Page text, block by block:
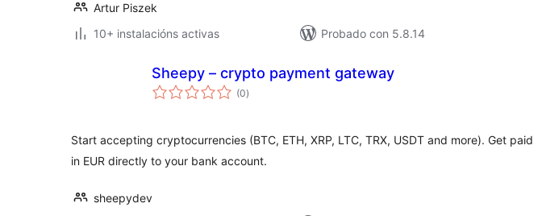
Artur Piszek
10+ instalacións activas
Probado con 5.8.14
Sheepy – crypto payment gateway
(0valoracións
totais
)
Start accepting cryptocurrencies (BTC, ETH, XRP, LTC, TRX, USDT and more). Get paid
in EUR directly to your bank account.
sheepydev